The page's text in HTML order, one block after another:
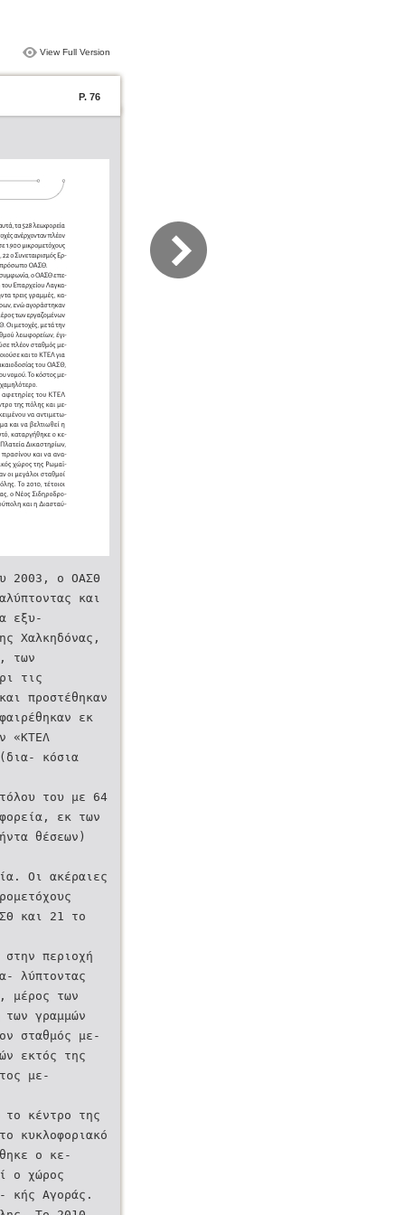
View Full Version
P. 76
2003, ο ΟΑΣΘ
και
εξυ-
Χαλκηδόνας,
των
τις
προστέθηκαν
εκ
«ΚΤΕΛ
κόσια
του με 64
εκ των
θέσεων)
Οι ακέραιες
και 21 το
περιοχή
λύπτοντας
μέρος των
γραμμών
σταθμός με-
εκτός της
με-
κέντρο της
κυκλοφοριακό
ο κε-
ο χώρος
κής Αγοράς.